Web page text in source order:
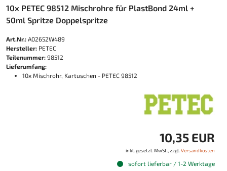
10x PETEC 98512 Mischrohre für PlastBond 24ml +
50ml Spritze Doppelspritze
Art.Nr.: A02652W489
Hersteller: PETEC
Teilenummer: 98512
Lieferumfang:
10x Mischrohr, Kartuschen - PETEC 98512
10,35 EUR
inkl. gesetzl. MwSt., zzgl. Versandkosten
sofort lieferbar / 1-2 Werktage